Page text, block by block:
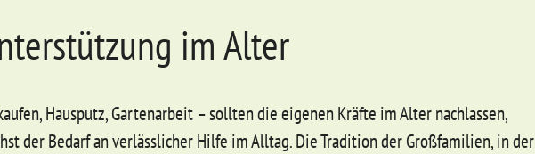
im Alter
Haus­putz, Gar­ten­ar­beit – soll­ten die ei­ge­nen Kräfte im Al­ter nach­las­sen,
der Be­darf an verläss­li­cher Hil­fe im All­tag.Die Tra­di­ti­on der Großfa­mi­li­en, in der